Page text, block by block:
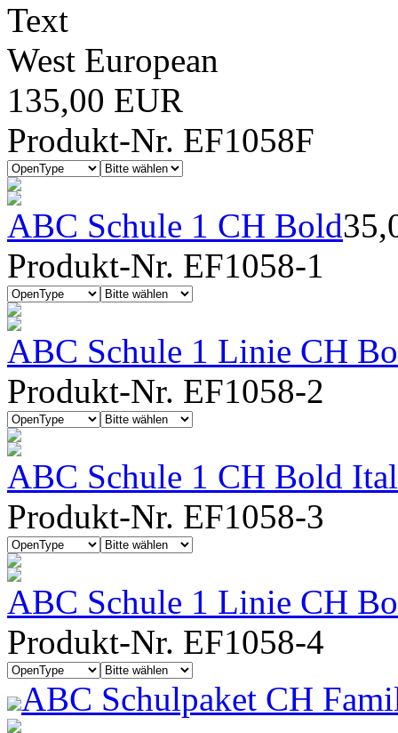
Text
West European
135,00 EUR
Produkt-Nr. EF1058F
ABC Schule 1 CH Bold
Produkt-Nr. EF1058-1
ABC Schule 1 Linie CH
Produkt-Nr. EF1058-2
ABC Schule 1 CH Bold
Produkt-Nr. EF1058-3
ABC Schule 1 Linie CH
Produkt-Nr. EF1058-4
ABC Schulpaket CH